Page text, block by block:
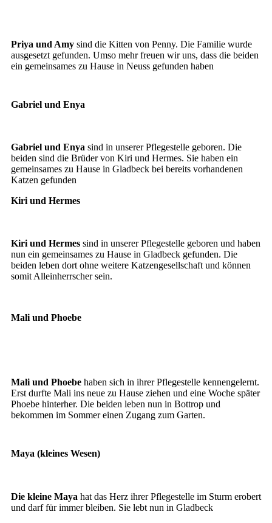
Priya und Amysind die Kitten von Penny. Die Familie wurde
ausgesetzt gefunden. Umso mehr freuen wir uns, dass die beiden
ein gemeinsames zu Hause in Neuss gefunden haben
Gabriel und Enya
Gabriel und Enya sind in unserer Pflegestelle geboren. Die
beiden sind die Brüder von Kiri und Hermes. Sie haben ein
gemeinsames zu Hause in Gladbeck bei bereits vorhandenen
Katzen gefunden
Kiri und Hermes
Kiri und Hermessind in unserer Pflegestelle geboren und haben
nun ein gemeinsames zu Hause in Gladbeck gefunden. Die
beiden leben dort ohne weitere Katzengesellschaft und können
somit Alleinherrscher sein.
Mali und Phoebe
Mali und Phoebehaben sich in ihrer Pflegestelle kennengelernt.
Erst durfte Mali ins neue zu Hause ziehen und eine Woche später
Phoebe hinterher. Die beiden leben nun in Bottrop und
bekommen im Sommer einen Zugang zum Garten.
Maya (kleines Wesen)
Die kleine Maya hat das Herz ihrer Pflegestelle im Sturm erobert
und darf für immer bleiben. Sie lebt nun in Gladbeck